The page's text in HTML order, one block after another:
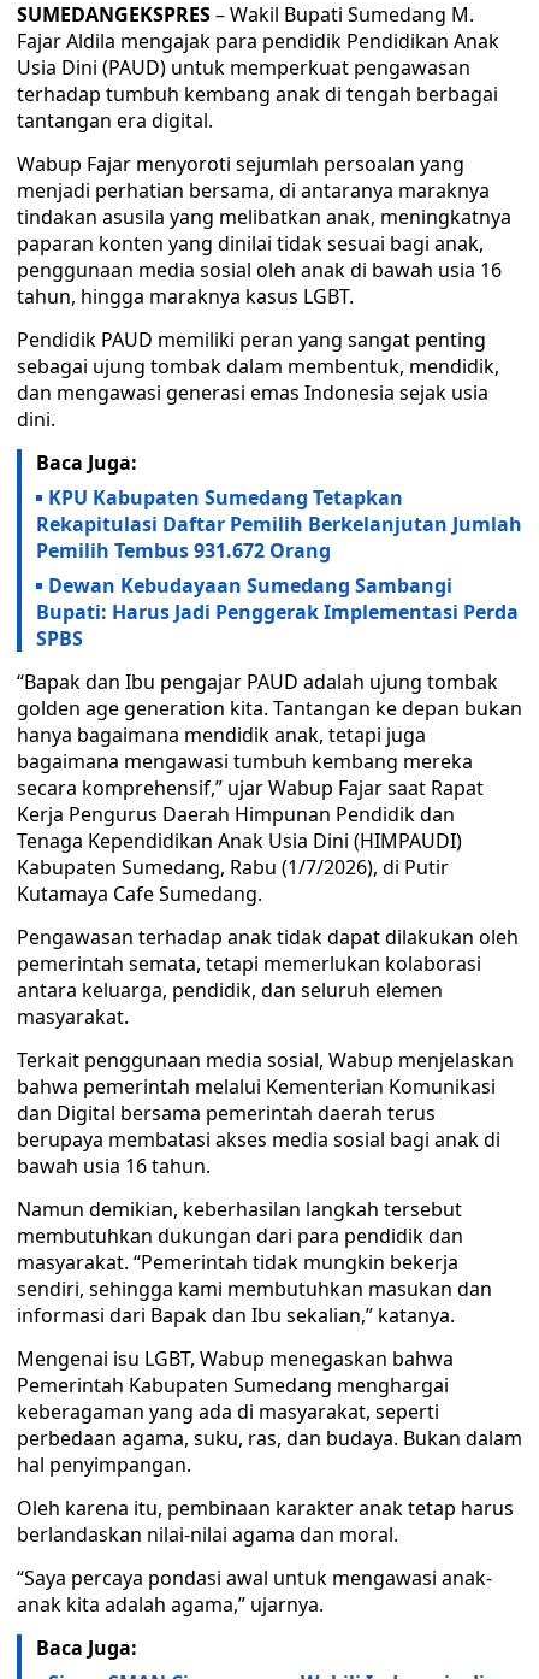
SUMEDANGEKSPRES– Wakil Bupati Sumedang M.
Fajar Aldila mengajak para pendidik Pendidikan Anak
Usia Dini (PAUD) untuk memperkuat pengawasan
terhadap tumbuh kembang anak di tengah berbagai
tantangan era digital.
Wabup Fajar menyoroti sejumlah persoalan yang
menjadi perhatian bersama, di antaranya maraknya
tindakan asusila yang melibatkan anak, meningkatnya
paparan konten yang dinilai tidak sesuai bagi anak,
penggunaan media sosial oleh anak di bawah usia 16
tahun, hingga maraknya kasus LGBT.
Pendidik PAUD memiliki peran yang sangat penting
sebagai ujung tombak dalam membentuk, mendidik,
dan mengawasi generasi emas Indonesia sejak usia
dini.
Baca Juga:
KPU Kabupaten Sumedang Tetapkan
Rekapitulasi Daftar Pemilih Berkelanjutan Jumlah
Pemilih Tembus 931.672 Orang
Dewan Kebudayaan Sumedang Sambangi
Bupati: Harus Jadi Penggerak Implementasi Perda
SPBS
“Bapak dan Ibu pengajar PAUD adalah ujung tombak
golden age generation kita. Tantangan ke depan bukan
hanya bagaimana mendidik anak, tetapi juga
bagaimana mengawasi tumbuh kembang mereka
secara komprehensif,” ujar Wabup Fajar saat Rapat
Kerja Pengurus Daerah Himpunan Pendidik dan
Tenaga Kependidikan Anak Usia Dini (HIMPAUDI)
Kabupaten Sumedang, Rabu (1/7/2026), di Putir
Kutamaya Cafe Sumedang.
Pengawasan terhadap anak tidak dapat dilakukan oleh
pemerintah semata, tetapi memerlukan kolaborasi
antara keluarga, pendidik, dan seluruh elemen
masyarakat.
Terkait penggunaan media sosial, Wabup menjelaskan
bahwa pemerintah melalui Kementerian Komunikasi
dan Digital bersama pemerintah daerah terus
berupaya membatasi akses media sosial bagi anak di
bawah usia 16 tahun.
Namun demikian, keberhasilan langkah tersebut
membutuhkan dukungan dari para pendidik dan
masyarakat. “Pemerintah tidak mungkin bekerja
sendiri, sehingga kami membutuhkan masukan dan
informasi dari Bapak dan Ibu sekalian,” katanya.
Mengenai isu LGBT, Wabup menegaskan bahwa
Pemerintah Kabupaten Sumedang menghargai
keberagaman yang ada di masyarakat, seperti
perbedaan agama, suku, ras, dan budaya. Bukan dalam
hal penyimpangan.
Oleh karena itu, pembinaan karakter anak tetap harus
berlandaskan nilai-nilai agama dan moral.
“Saya percaya pondasi awal untuk mengawasi anak-
anak kita adalah agama,” ujarnya.
Baca Juga: